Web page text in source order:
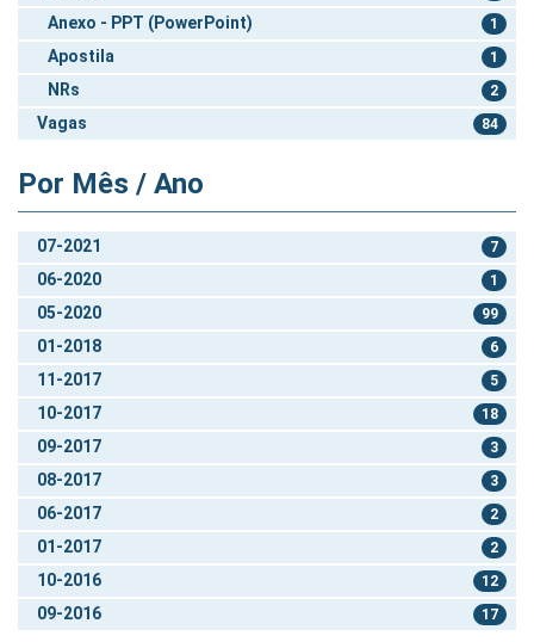
Anexo - PPT (PowerPoint) 1
Apostila 1
NRs 2
Vagas 84
Por Mês / Ano
07-2021 7
06-2020 1
05-2020 99
01-2018 6
11-2017 5
10-2017 18
09-2017 3
08-2017 3
06-2017 2
01-2017 2
10-2016 12
09-2016 17